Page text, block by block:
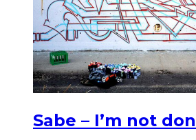
Sabe – I’m not